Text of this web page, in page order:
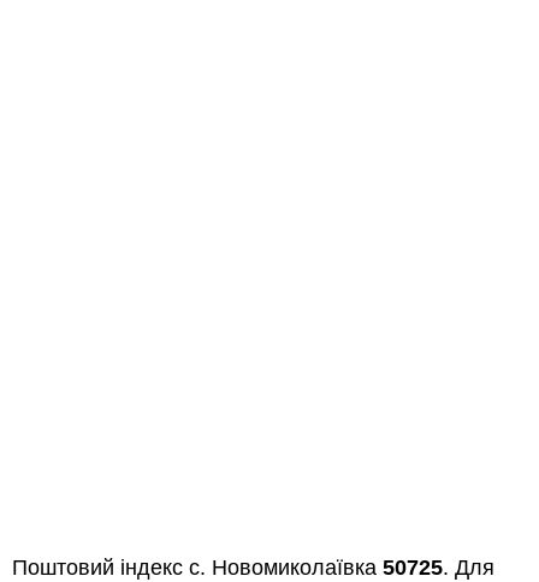
Поштовий індекс с. Новомиколаївка 50725. Для